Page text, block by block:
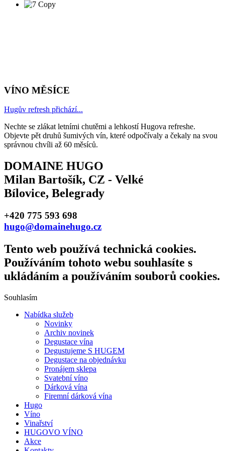
VÍNO MĚSÍCE
Hugův refresh přichází...
Nechte se zlákat letními chutěmi a lehkostí Hugova refreshe.
Objevte pět druhů šumivých vín, které odpočívaly a čekaly na svou
správnou chvíli až 60 měsíců.
DOMAINE HUGO
Milan Bartošík, CZ - Velké
Bílovice, Belegrady
+420 775 593 698
hugo@domainehugo.cz
Tento web používá technická cookies.
Používáním tohoto webu souhlasíte s
ukládáním a používáním souborů cookies.
Souhlasím
Nabídka služeb
Novinky
Archiv novinek
Degustace vína
Degustujeme S HUGEM
Degustace na objednávku
Pronájem sklepa
Svatební víno
Dárková vína
Firemní dárková vína
Hugo
Víno
Vinařství
HUGOVO VÍNO
Akce